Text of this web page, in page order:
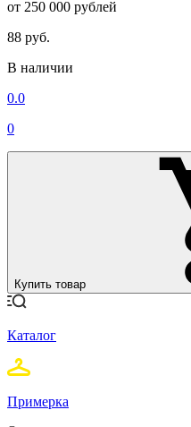
от 250 000 рублей
88 руб.
В наличии
0.0
0
Купить товар
Каталог
Примерка